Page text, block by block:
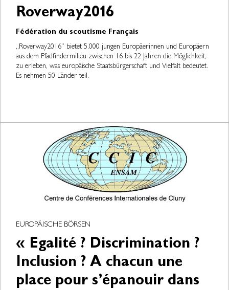
Roverway2016
Fédération du scoutisme Français
„Roverway2016“ bietet 5.000 jungen Europäerinnen und Europäern
aus dem Pfadfindermilieu zwischen 16 bis 22 Jahren die Möglichkeit,
zu erleben, was europäische Staatsbürgerschaft und Vielfalt bedeutet.
Es nehmen 50 Länder teil.
EUROPÄISCHE BÖRSEN
« Egalité ? Discrimination ?
Inclusion ? A chacun une
place pour s’épanouir dans